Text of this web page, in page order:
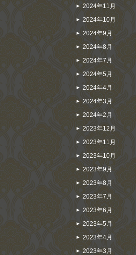
2024年11月
2024年10月
2024年9月
2024年8月
2024年7月
2024年5月
2024年4月
2024年3月
2024年2月
2023年12月
2023年11月
2023年10月
2023年9月
2023年8月
2023年7月
2023年6月
2023年5月
2023年4月
2023年3月